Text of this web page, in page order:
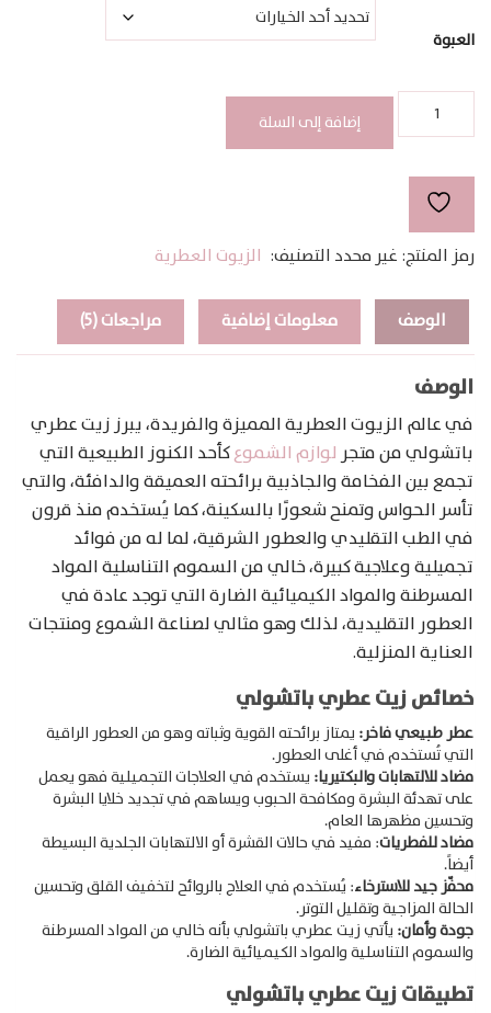
خلال
العبوة
PATCHOULI
إضافة إلى السلة
رمز المنتج: غير محدد التصنيف: الزيوت العطرية
الوصف معلومات إضافية مراجعات (5)
الوصف
في عالم الزيوت العطرية المميزة والفريدة، يبرز زيت عطري
باتشولي من متجر لوازم الشموعكأحد الكنوز الطبيعية التي
تجمع بين الفخامة والجاذبية برائحته العميقة والدافئة، والتي
تأسر الحواس وتمنح شعورًا بالسكينة، كما يُستخدم منذ قرون
في الطب التقليدي والعطور الشرقية، لما له من فوائد
تجميلية وعلاجية كبيرة، خالي من السموم التناسلية المواد
المسرطنة والمواد الكيميائية الضارة التي توجد عادة في
العطور التقليدية، لذلك وهو مثالي لصناعة الشموع ومنتجات
العناية المنزلية.
خصائص زيت عطري باتشولي
عطر طبيعي فاخر: يمتاز برائحته القوية وثباته وهو من العطور الراقية
التي تُستخدم في أغلى العطور.
مضاد للالتهابات والبكتيريا: يستخدم في العلاجات التجميلية فهو يعمل
على تهدئة البشرة ومكافحة الحبوب ويساهم في تجديد خلايا البشرة
وتحسين مظهرها العام.
مضاد للفطريات: مفيد في حالات القشرة أو الالتهابات الجلدية البسيطة
أيضاً.
محفّز جيد للاسترخاء: يُستخدم في العلاج بالروائح لتخفيف القلق وتحسين
الحالة المزاجية وتقليل التوتر.
جودة وأمان: يأتي زيت عطري باتشولي بأنه خالي من المواد المسرطنة
والسموم التناسلية والمواد الكيميائية الضارة.
تطبيقات زيت عطري باتشولي